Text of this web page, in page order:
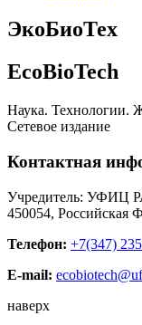
ЭкоБиоТех
EcoBioTech
Наука. Технологии.
Сетевое издание
Контактная
Учредитель: УФИЦ
450054, Российская
Телефон: +7(347)
E-mail:
наверх